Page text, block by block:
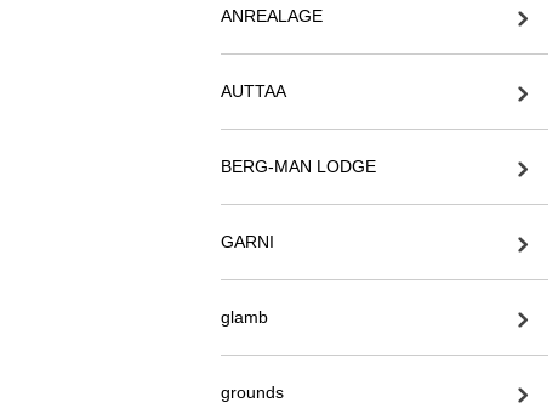
ANREALAGE
AUTTAA
BERG-MAN LODGE
GARNI
glamb
grounds